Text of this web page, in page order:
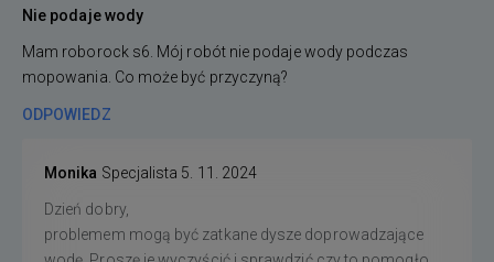
Nie podaje wody
Mam roborock s6. Mój robót nie podaje wody podczas
mopowania. Co może być przyczyną?
ODPOWIEDZ
Monika Specjalista 5. 11. 2024
Dzień dobry,
problemem mogą być zatkane dysze doprowadzające